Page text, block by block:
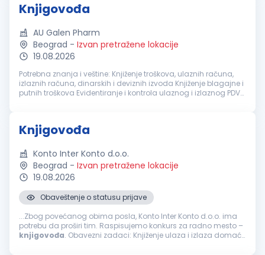
Knjigovođa
AU Galen Pharm
Beograd - Izvan pretražene lokacije
19.08.2026
Potrebna znanja i veštine: Knjiženje troškova, ulaznih računa,
izlaznih računa, dinarskih i deviznih izvoda Knjiženje blagajne i
putnih troškova Evidentiranje i kontrola ulaznog i izlaznog PDV
Knjigovođa
Konto Inter Konto d.o.o.
Beograd - Izvan pretražene lokacije
19.08.2026
Obaveštenje o statusu prijave
...Zbog povećanog obima posla, Konto Inter Konto d.o.o. ima
potrebu da proširi tim. Raspisujemo konkurs za radno mesto –
knjigovođa. Obavezni zadaci: Knjiženje ulaza i izlaza domaće